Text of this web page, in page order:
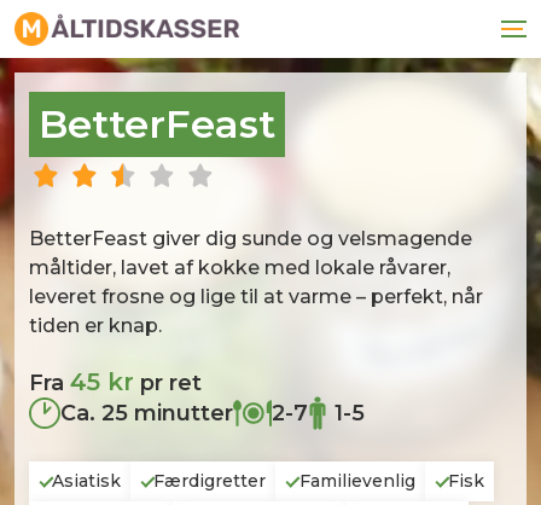
BetterFeast
BetterFeast giver dig sunde og velsmagende
måltider, lavet af kokke med lokale råvarer,
leveret frosne og lige til at varme – perfekt, når
tiden er knap.
Fra 45 kr pr ret
Ca. 25 minutter
2-7 1-5
Asiatisk Færdigretter Familievenlig
Fisk